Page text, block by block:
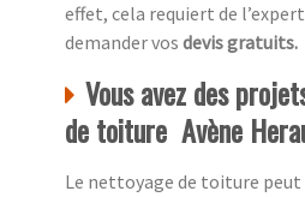
effet, cela requiert de
demander vos devis gratuits.
Vous avez des
de toiture Avène
Le nettoyage de toiture